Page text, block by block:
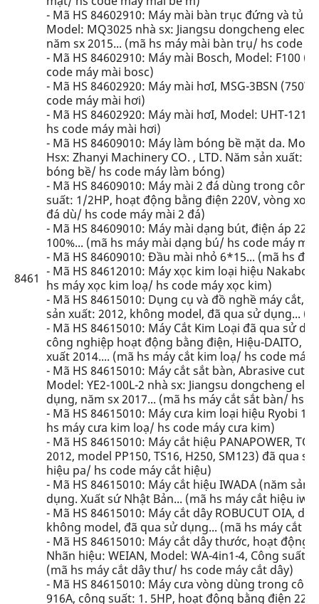
- Mã HS 84602910: Máy mài bàn trục đứng và tủ
Model: MQ3025 nhà sx: Jiangsu dongcheng
năm sx 2015... (mã hs máy mài bàn trụ/ hs code
- Mã HS 84602910: Máy mài Bosch, Model: F100
code máy mài bosc)
- Mã HS 84602920: Máy mài hơI, MSG-3BSN
code máy mài hơi)
- Mã HS 84602920: Máy mài hơI, Model: UHT-121
hs code máy mài hơi)
- Mã HS 84609010: Máy làm bóng bề mặt da.
Hsx: Zhanyi Machinery CO. , LTD. Năm sản xuất:
bóng bề/ hs code máy làm bóng)
- Mã HS 84609010: Máy mài 2 đá dùng trong
suất: 1/2HP, hoạt động bằng điện 220V, vòng
đá dù/ hs code máy mài 2 đá)
- Mã HS 84609010: Máy mài dạng bút, điện áp
100%... (mã hs máy mài dạng bú/ hs code máy
- Mã HS 84609010: Đầu mài nhỏ 6*15... (mã hs
8461 - Mã HS 84612010: Máy xọc kim loại hiệu Nakabo
hs máy xọc kim loạ/ hs code máy xọc kim)
- Mã HS 84615010: Dụng cụ và đồ nghề máy cắt,
sản xuất: 2012, không model, đã qua sử dụng...
- Mã HS 84615010: Máy Cắt Kim Loại đã qua sử
công nghiệp hoạt động bằng điện, Hiệu-DAITO,
xuất 2014.... (mã hs máy cắt kim loạ/ hs code máy
- Mã HS 84615010: Máy cắt sắt bàn, Abrasive
Model: YE2-100L-2 nhà sx: Jiangsu dongcheng
dụng, năm sx 2017... (mã hs máy cắt sắt bàn/ hs
- Mã HS 84615010: Máy cưa kim loại hiệu Ryobi
hs máy cưa kim loạ/ hs code máy cưa kim)
- Mã HS 84615010: Máy cắt hiệu PANAPOWER,
2012, model PP150, TS16, H250, SM123) đã qua
hiệu pa/ hs code máy cắt hiệu)
- Mã HS 84615010: Máy cắt hiệu IWADA (năm
dụng. Xuất sứ Nhật Bản... (mã hs máy cắt hiệu iw/
- Mã HS 84615010: Máy cắt dây ROBUCUT OIA,
không model, đã qua sử dụng... (mã hs máy cắt
- Mã HS 84615010: Máy cắt dây thước, hoạt
Nhãn hiệu: WEIAN, Model: WA-4in1-4, Công suất:
(mã hs máy cắt dây thư/ hs code máy cắt dây)
- Mã HS 84615010: Máy cưa vòng dùng trong
916A, công suất: 1. 5HP, hoạt động bằng điện